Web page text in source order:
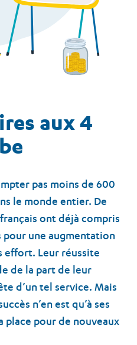
aux 4
pas moins de 600
le monde entier. De
ont déjà compris
une augmentation
effort. Leur réussite
de la part de leur
d’un tel service. Mais
n’en est qu’à ses
place pour de nouveaux